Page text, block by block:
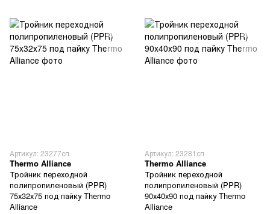
Артикул: 23277сп
Thermo Alliance
Тройник переходной
полипропиленовый (PPR)
75х32х75 под пайку Thermo
Alliance
Артикул: 23281сп
Thermo Alliance
Тройник переходной
полипропиленовый (PPR)
90х40х90 под пайку Thermo
Alliance